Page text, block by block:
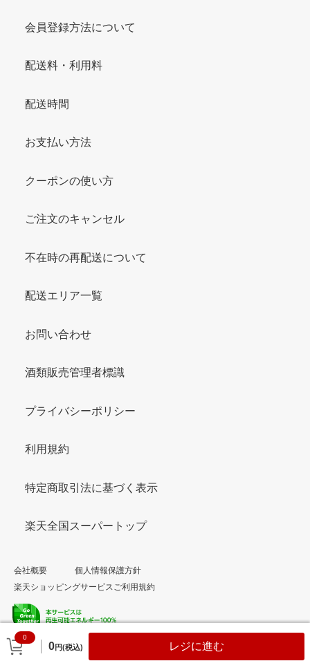
0
0円(税込) レジに進む
会員登録方法について
配送料・利用料
配送時間
お支払い方法
クーポンの使い方
ご注文のキャンセル
不在時の再配送について
配送エリア一覧
お問い合わせ
酒類販売管理者標識
プライバシーポリシー
利用規約
特定商取引法に基づく表示
楽天全国スーパートップ
会社概要
個人情報保護方針
楽天ショッピングサービスご利用規約
© Rakuten Group, Inc.